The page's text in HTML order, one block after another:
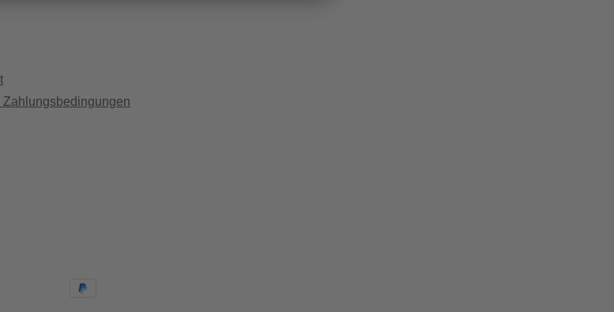
Zahlungsbedingungen